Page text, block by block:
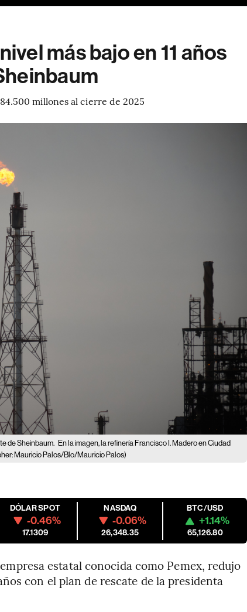
más bajo en 11 años
millones al cierre de 2025
de Sheinbaum. En la imagen, la refinería Francisco I. Madero en Ciudad
Mauricio Palos/Blo/Mauricio Palos)
DÓLAR SPOT
-0.46%
17.1309
NASDAQ
-0.06%
26,348.35
BTC/USD
+1.14%
65,126.80
estatal conocida como Pemex, redujo
con el plan de rescate de la presidenta